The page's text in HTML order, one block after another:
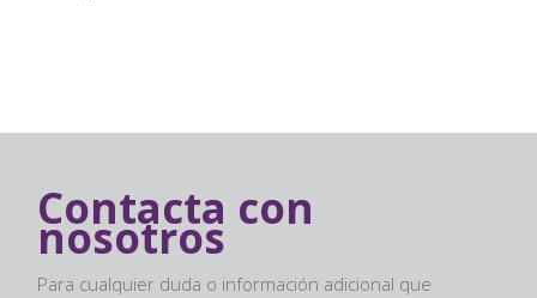
Contacta con
nosotros
Para cualquier duda o información adicional que